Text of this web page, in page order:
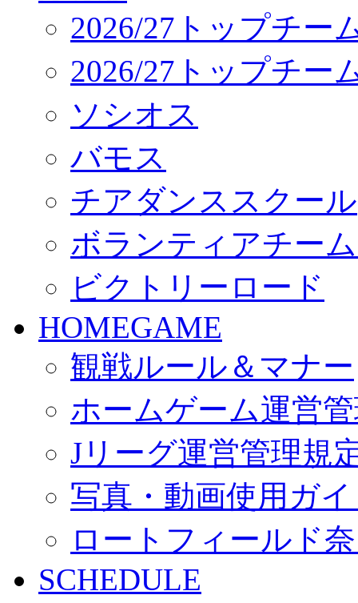
2026/27トップチー
2026/27トップチー
ソシオス
バモス
チアダンススクール
ボランティアチー
ビクトリーロード
HOMEGAME
観戦ルール＆マナー
ホームゲーム運営
Jリーグ運営管理規
写真・動画使用ガ
ロートフィールド
SCHEDULE